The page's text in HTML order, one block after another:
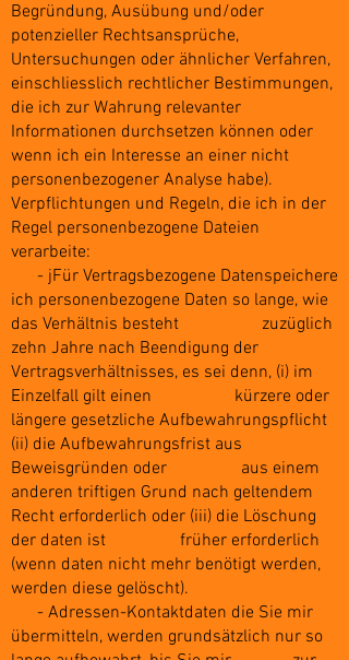
Begründung, Ausübung und/oder
potenzieller Rechtsansprüche,
Untersuchungen oder ähnlicher Verfahren,
einschliesslich rechtlicher Bestimmungen,
die ich zur Wahrung relevanter
Informationen durchsetzen können oder
wenn ich ein Interesse an einer nicht
personenbezogener Analyse habe).
Verpflichtungen und Regeln, die ich in der
Regel personenbezogene Dateien
verarbeite:
- jFür Vertragsbezogene Datenspeichere
ich personenbezogene Daten so lange, wie
das Verhältnis besteht zuzüglich
zehn Jahre nach Beendigung der
Vertragsverhältnisses, es sei denn, (i) im
Einzelfall gilt einen kürzere oder
längere gesetzliche Aufbewahrungspflicht
(ii) die Aufbewahrungsfrist aus
Beweisgründen oder aus einem
anderen triftigen Grund nach geltendem
Recht erforderlich oder (iii) die Löschung
der daten ist früher erforderlich
(wenn daten nicht mehr benötigt werden,
werden diese gelöscht).
- Adressen-Kontaktdaten die Sie mir
übermitteln, werden grundsätzlich nur so